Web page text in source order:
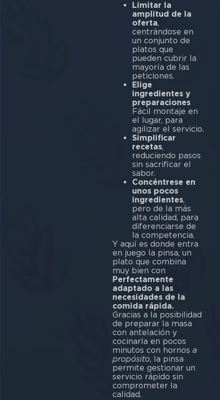
Limitar la
amplitud de la
oferta,
centrándose en
un conjunto de
platos que
pueden cubrir la
mayoría de las
peticiones.
Elige
ingredientes y
preparaciones
Fácil montaje en
el lugar, para
agilizar el servicio.
Simplificar
recetas,
reduciendo pasos
sin sacrificar el
sabor.
Concéntrese en
unos pocos
ingredientes,
pero de la más
alta calidad, para
diferenciarse de
la competencia.
Y aquí es donde entra
en juego la pinsa, un
plato que combina
muy bien con
Perfectamente
adaptado a las
necesidades de la
comida rápida.
Gracias a la posibilidad
de preparar la masa
con antelación y
cocinarla en pocos
minutos con hornos a
propósito, la pinsa
permite gestionar un
servicio rápido sin
comprometer la
calidad.